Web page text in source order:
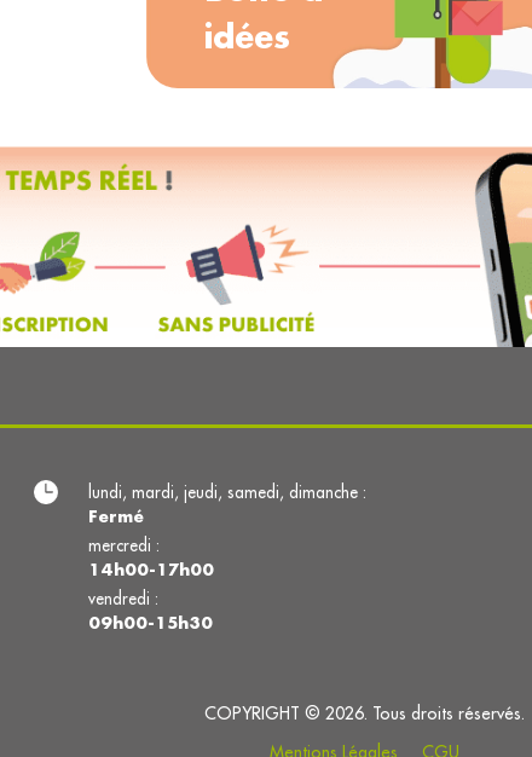
idées
lundi, mardi, jeudi, samedi, dimanche :
Fermé
mercredi :
14h00-17h00
vendredi :
09h00-15h30
COPYRIGHT © 2026. Tous droits réservés.
Mentions Légales
CGU